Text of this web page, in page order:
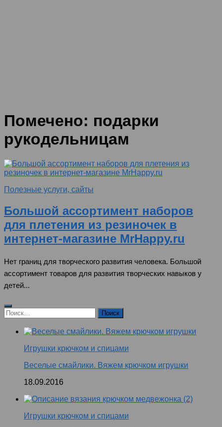
Помечено: подарки
рукодельницам
Полезные услуги, сайты
Большой ассортимент наборов
для плетения из резиночек в
интернет-магазине MrHappy.ru
Нет границ для творческого развития человека. Большой
ассортимент товаров для развития творческих навыков у
детей...
Найти:
Игрушки крючком и спицами
Веселые смайлики. Вяжем крючком игрушки
18.09.2016
Игрушки крючком и спицами